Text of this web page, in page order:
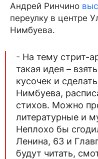
Андрей Ринчино
переулку в центре
Нимбуева.
- На тему стрит-
такая идея –
кусочек и
Нимбуева,
стихов. Можно
литературные и
Неплохо бы
Ленина, 63 и
будут читать,